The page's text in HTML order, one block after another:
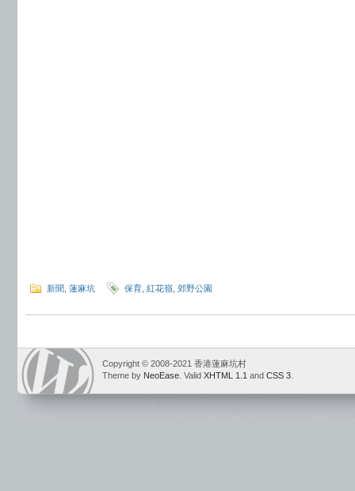
新聞 蓮麻坑 保育 紅花嶺 郊野公園
Copyright © 2008-2021 香港蓮麻坑村
Theme by NeoEase . Valid XHTML 1.1 and CSS 3